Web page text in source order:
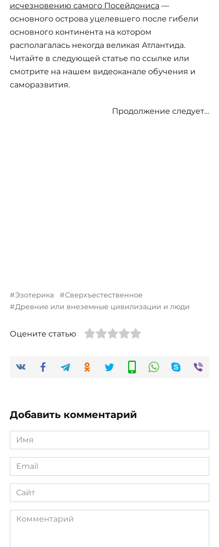
исчезновению самого Посейдониса —
основного острова уцелевшего после гибели
основного континента на котором
располагалась некогда великая Атлантида.
Читайте в следующей статье по ссылке или
смотрите на нашем видеоканале обучения и
саморазвития.
Продолжение следует…
Эзотерика
Сверхъестественное
Древние или внеземные цивилизации и люди
Оцените статью
Добавить комментарий
Имя
*
Email
*
Сайт
Комментарий